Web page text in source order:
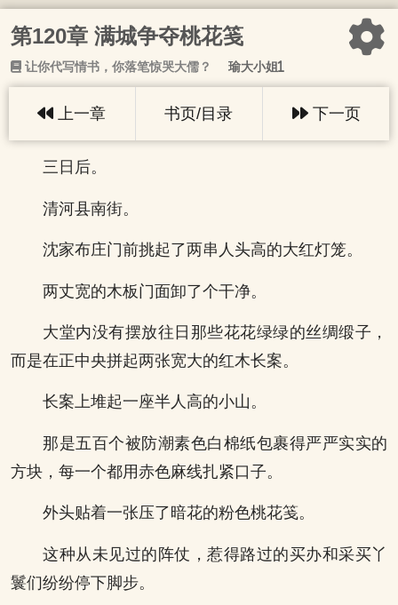
第120章 满城争夺桃花笺
让你代写情书，你落笔惊哭大儒？ 瑜大小姐1
上一章 书页/目录 下一页
三日后。
清河县南街。
沈家布庄门前挑起了两串人头高的大红灯笼。
两丈宽的木板门面卸了个干净。
大堂内没有摆放往日那些花花绿绿的丝绸缎子，
而是在正中央拼起两张宽大的红木长案。
长案上堆起一座半人高的小山。
那是五百个被防潮素色白棉纸包裹得严严实实的
方块，每一个都用赤色麻线扎紧口子。
外头贴着一张压了暗花的粉色桃花笺。
这种从未见过的阵仗，惹得路过的买办和采买丫
鬟们纷纷停下脚步。